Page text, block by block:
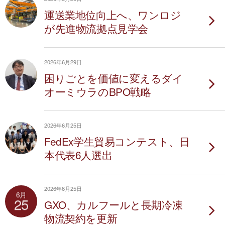
運送業地位向上へ、ワンロジ
が先進物流拠点見学会
2026年6月29日
困りごとを価値に変えるダイ
オーミウラのBPO戦略
2026年6月25日
FedEx学生貿易コンテスト、日
本代表6人選出
6月
25
2026年6月25日
GXO、カルフールと長期冷凍
物流契約を更新